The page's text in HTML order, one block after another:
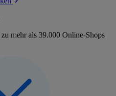
mehr als 39.000 Online-Shops